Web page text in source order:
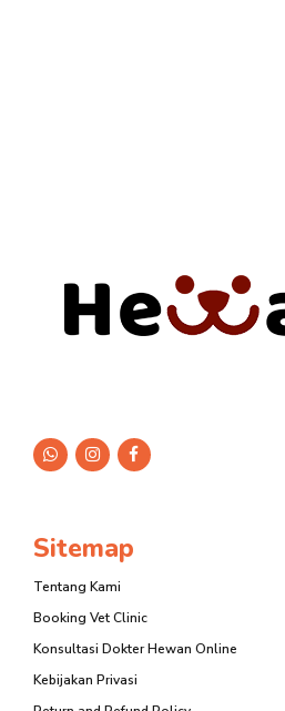
Sitemap
Tentang Kami
Booking Vet Clinic
Konsultasi Dokter Hewan Online
Kebijakan Privasi